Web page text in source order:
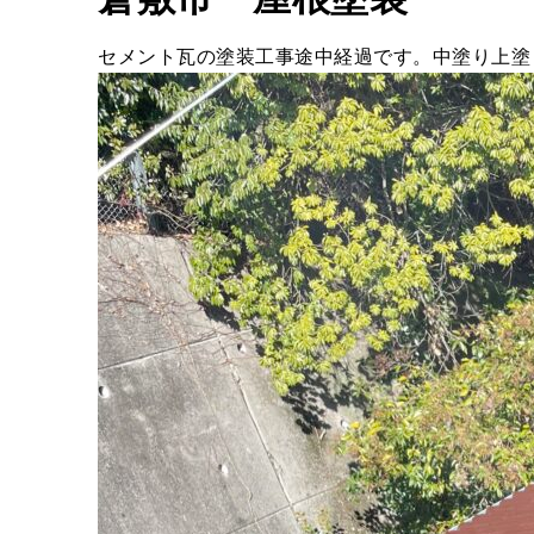
セメント瓦の塗装工事途中経過です。中塗り上塗